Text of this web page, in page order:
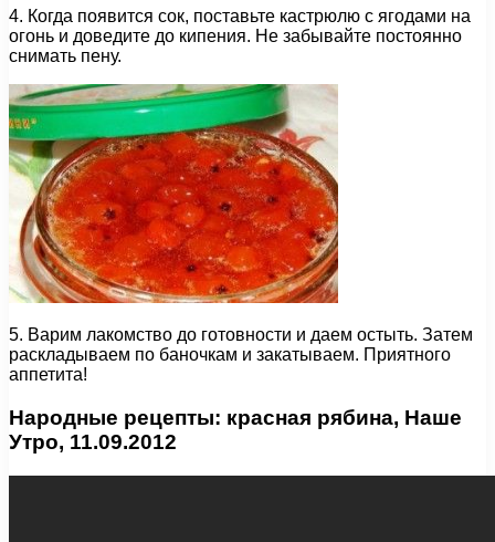
4. Когда появится сок, поставьте кастрюлю с ягодами на
огонь и доведите до кипения. Не забывайте постоянно
снимать пену.
5. Варим лакомство до готовности и даем остыть. Затем
раскладываем по баночкам и закатываем. Приятного
аппетита!
Народные рецепты: красная рябина, Наше
Утро, 11.09.2012